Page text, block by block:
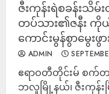
ဇီးကုန်းရဲစခန်းသိ
တပ်သား၏ဇနီး ကို
ကောင်းမွန်စွာမွေးဖွ
ADMIN
ဧရာဝတီတိုင်းမ် စက်
ဘလူမြို့နယ်၊ ဇီးကုန်